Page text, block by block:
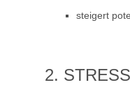
steigert
2.